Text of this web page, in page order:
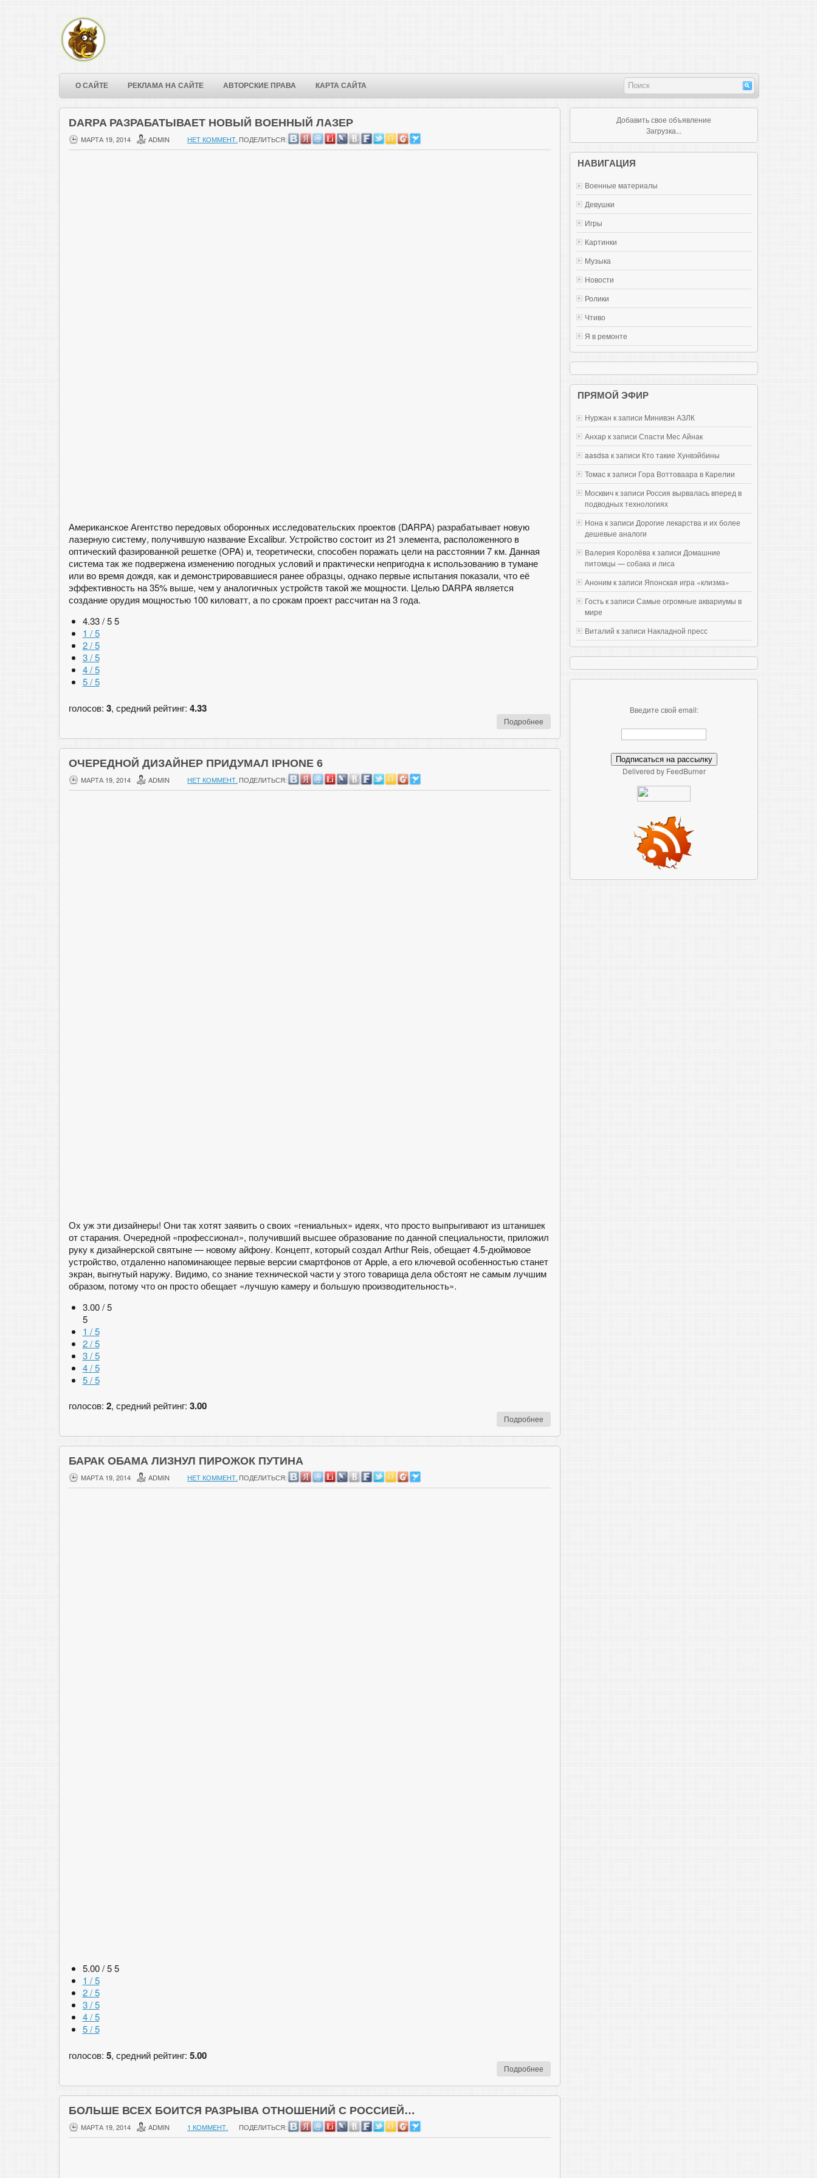
О САЙТЕ РЕКЛАМА НА САЙТЕ АВТОРСКИЕ ПРАВА КАРТА САЙТА
DARPA РАЗРАБАТЫВАЕТ НОВЫЙ ВОЕННЫЙ ЛАЗЕР
МАРТА 19, 2014 ADMIN НЕТ КОММЕНТ. ПОДЕЛИТЬСЯ:
Американское Агентство передовых оборонных исследовательских проектов (DARPA) разрабатывает новую
лазерную систему, получившую название Excalibur. Устройство состоит из 21 элемента, расположенного в
оптический фазированной решетке (OPA) и, теоретически, способен поражать цели на расстоянии 7 км. Данная
система так же подвержена изменению погодных условий и практически непригодна к использованию в тумане
или во время дождя, как и демонстрировавшиеся ранее образцы, однако первые испытания показали, что её
эффективность на 35% выше, чем у аналогичных устройств такой же мощности. Целью DARPA является
создание орудия мощностью 100 киловатт, а по срокам проект рассчитан на 3 года.
4.33 / 5 5
1 / 5
2 / 5
3 / 5
4 / 5
5 / 5
голосов: 3, средний рейтинг: 4.33
Подробнее
ОЧЕРЕДНОЙ ДИЗАЙНЕР ПРИДУМАЛ IPHONE 6
МАРТА 19, 2014 ADMIN НЕТ КОММЕНТ. ПОДЕЛИТЬСЯ:
Ох уж эти дизайнеры! Они так хотят заявить о своих «гениальных» идеях, что просто выпрыгивают из штанишек
от старания. Очередной «профессионал», получивший высшее образование по данной специальности, приложил
руку к дизайнерской святыне — новому айфону. Концепт, который создал Arthur Reis, обещает 4.5-дюймовое
устройство, отдаленно напоминающее первые версии смартфонов от Apple, а его ключевой особенностью станет
экран, выгнутый наружу. Видимо, со знание технической части у этого товарища дела обстоят не самым лучшим
образом, потому что он просто обещает «лучшую камеру и большую производительность».
3.00 / 5
5
1 / 5
2 / 5
3 / 5
4 / 5
5 / 5
голосов: 2, средний рейтинг: 3.00
Подробнее
БАРАК ОБАМА ЛИЗНУЛ ПИРОЖОК ПУТИНА
МАРТА 19, 2014 ADMIN НЕТ КОММЕНТ. ПОДЕЛИТЬСЯ:
5.00 / 5 5
1 / 5
2 / 5
3 / 5
4 / 5
5 / 5
голосов: 5, средний рейтинг: 5.00
Подробнее
БОЛЬШЕ ВСЕХ БОИТСЯ РАЗРЫВА ОТНОШЕНИЙ С РОССИЕЙ…
МАРТА 19, 2014 ADMIN 1 КОММЕНТ. ПОДЕЛИТЬСЯ:
Добавить свое объявление
Загрузка...
НАВИГАЦИЯ
Военные материалы
Девушки
Игры
Картинки
Музыка
Новости
Ролики
Чтиво
Я в ремонте
ПРЯМОЙ ЭФИР
Нуржан к записи Mинивэн АЗЛК
Анхар к записи Спасти Мес Айнак
aasdsa к записи Кто такие Хунвэйбины
Томас к записи Гора Воттоваара в Карелии
Москвич к записи Россия вырвалась вперед в
подводных технологиях
Нона к записи Дорогие лекарства и их более
дешевые аналоги
Валерия Королёва к записи Домашние
питомцы — собака и лиса
Аноним к записи Японская игра «клизма»
Гость к записи Самые огромные аквариумы в
мире
Виталий к записи Накладной пресс
Введите свой email:
Delivered by FeedBurner